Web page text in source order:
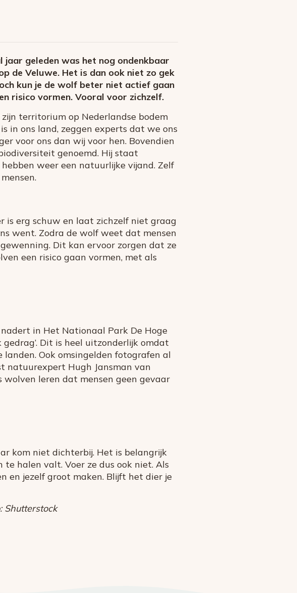
jaar geleden was het nog ondenkbaar
de Veluwe. Het is dan ook niet zo gek
kun je de wolf beter niet actief gaan
risico vormen. Vooral voor zichzelf.
territorium op Nederlandse bodem
in ons land, zeggen experts dat we ons
voor ons dan wij voor hen. Bovendien
genoemd. Hij staat
weer een natuurlijke vijand. Zelf
is erg schuw en laat zichzelf niet graag
went. Zodra de wolf weet dat mensen
Dit kan ervoor zorgen dat ze
een risico gaan vormen, met als
in Het Nationaal Park De Hoge
Dit is heel uitzonderlijk omdat
Ook omsingelden fotografen al
natuurexpert Hugh Jansman van
wolven leren dat mensen geen gevaar
kom niet dichterbij. Het is belangrijk
halen valt. Voer ze dus ook niet. Als
en jezelf groot maken. Blijft het dier je
Shutterstock